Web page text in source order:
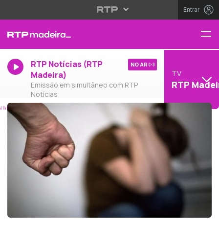
Entrar
RTP Notícias (RTP
Madeira)
Emissão em simultâneo com RTP
Notícias
NO AR
TV
RTP